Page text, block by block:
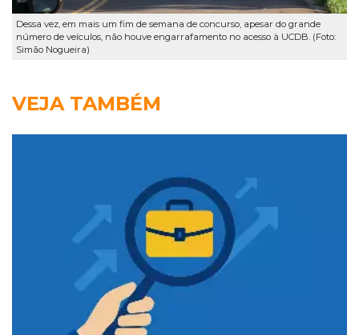
Dessa vez, em mais um fim de semana de concurso, apesar do grande
número de veículos, não houve engarrafamento no acesso à UCDB. (Foto:
Simão Nogueira)
VEJA TAMBÉM